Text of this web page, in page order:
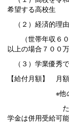
希望する高校生
（２）経済的理
（世帯年収６０
以上の場合７００万
（３）学業優秀
【給付月額】 月
※他の民間
ただし、国
学金は併用受給可能